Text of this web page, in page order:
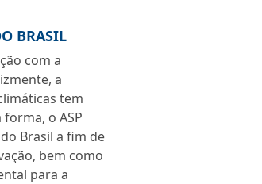
BRASIL
com a
a
tem
o ASP
Brasil a fim de
bem como
para a